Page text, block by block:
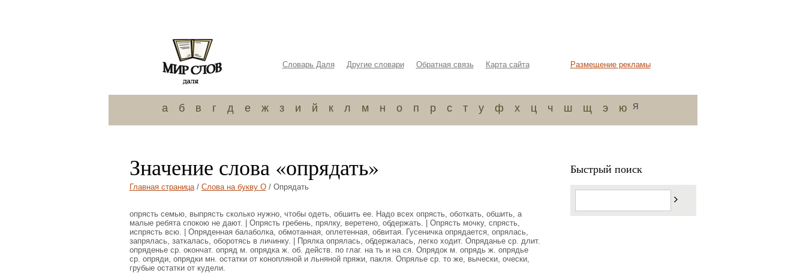
Словарь Даля Другие словари Обратная связь Карта сайта Размещение рекламы
а б в г д е ж з и й к л м н о п р с т у ф х ц ч ш щ э ю я
Значение слова «опрядать»
Главная страница/ Слова на букву О/ Опрядать
опрясть семью, выпрясть сколько нужно, чтобы одеть, обшить ее. Надо всех опрясть, оботкать, обшить, а
малые ребята спокою не дают. | Опрясть гребень, прялку, веретено, обдержать. | Опрясть мочку, спрясть,
испрясть всю. | Опряденная балаболка, обмотанная, оплетенная, обвитая. Гусеничка опрядается, опрялась,
запрялась, заткалась, оборотясь в личинку. | Прялка опрялась, обдержалась, легко ходит. Опряданье ср. длит.
опряденье ср. окончат. опряд м. опрядка ж. об. действ. по глаг. на ть и на ся. Опрядок м. опрядь ж. опрядье
ср. опряди, опрядки мн. остатки от конопляной и льняной пряжи, пакля. Опрялье ср. то же, вычески, очески,
грубые остатки от кудели.
Быстрый поиск